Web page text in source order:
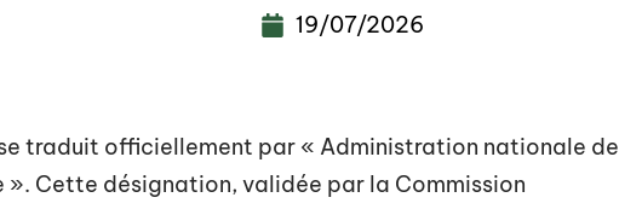
19/07/2026
se traduit officiellement par « Administration nationale de
». Cette désignation, validée par la Commission